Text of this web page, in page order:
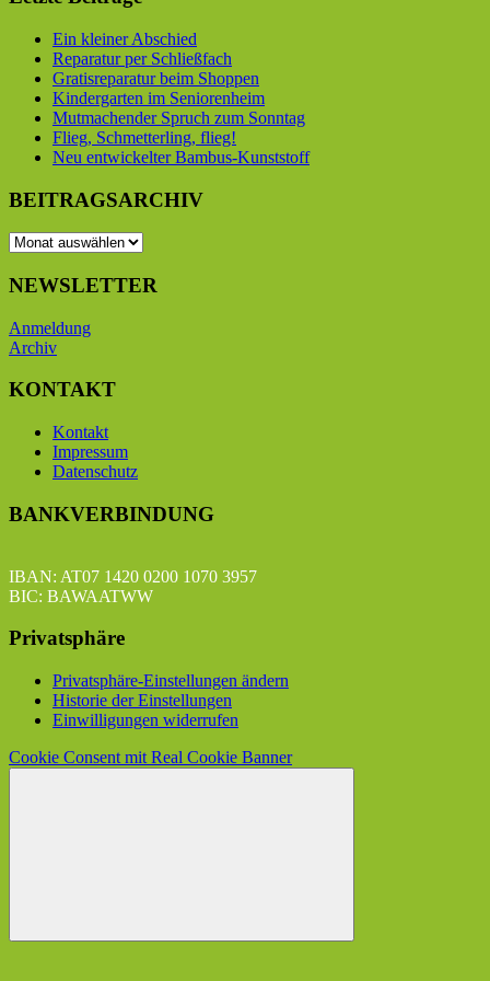
Ein kleiner Abschied
Reparatur per Schließfach
Gratisreparatur beim Shoppen
Kindergarten im Seniorenheim
Mutmachender Spruch zum Sonntag
Flieg, Schmetterling, flieg!
Neu entwickelter Bambus-Kunststoff
BEITRAGSARCHIV
BEITRAGSARCHIV
NEWSLETTER
Anmeldung
Archiv
KONTAKT
Kontakt
Impressum
Datenschutz
BANKVERBINDUNG
IBAN: AT07 1420 0200 1070 3957
BIC: BAWAATWW
Privatsphäre
Privatsphäre-Einstellungen ändern
Historie der Einstellungen
Einwilligungen widerrufen
Cookie Consent mit Real Cookie Banner